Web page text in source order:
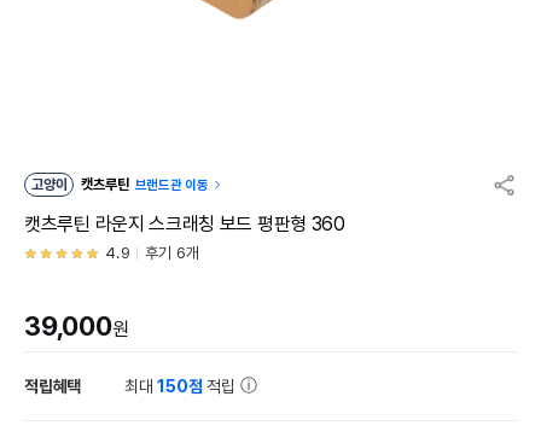
고양이 캣츠루틴 브랜드관 이동
캣츠루틴 라운지 스크래칭 보드 평판형 360
4.9 후기 6개
39,000원
적립혜택 최대150점 적립